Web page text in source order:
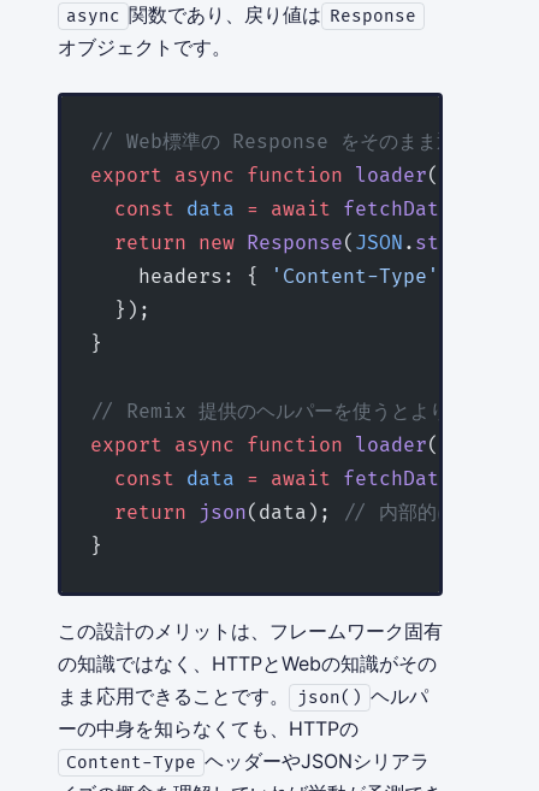
async 関数であり、戻り値は Response
オブジェクトです。
// Web標準の Response をそのまま返せる
export async function loader() {
  const
data = await fetchData
  return
new Response( JSON . stringify
    headers: {
'Content-Type'
  });
}
// Remix 提供のヘルパーを使うとより簡潔
export async function loader() {
  const
data = await fetchData
  return
json(data); // 内部的に
}
この設計のメリットは、フレームワーク固有
の知識ではなく、HTTPとWebの知識がその
まま応用できることです。
json() ヘルパ
ーの中身を知らなくても、HTTPの
Content-Type ヘッダーやJSONシリアラ